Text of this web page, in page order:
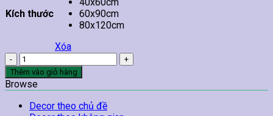
Kích thước
60x90cm
80x120cm
Xóa
Tranh
Ngọn
Núi
Trắng
Và
Thêm vào giỏ hàng
Browse
Decor theo chủ đề